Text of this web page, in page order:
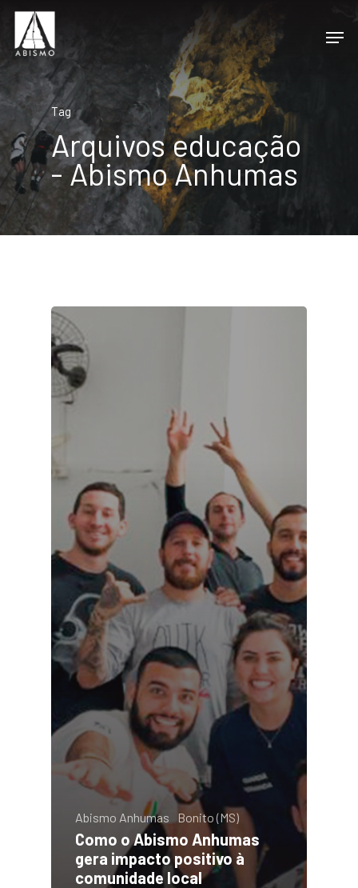
Tag
Arquivos educação
- Abismo Anhumas
Abismo Anhumas Bonito (MS)
Como o Abismo Anhumas
gera impacto positivo à
comunidade local